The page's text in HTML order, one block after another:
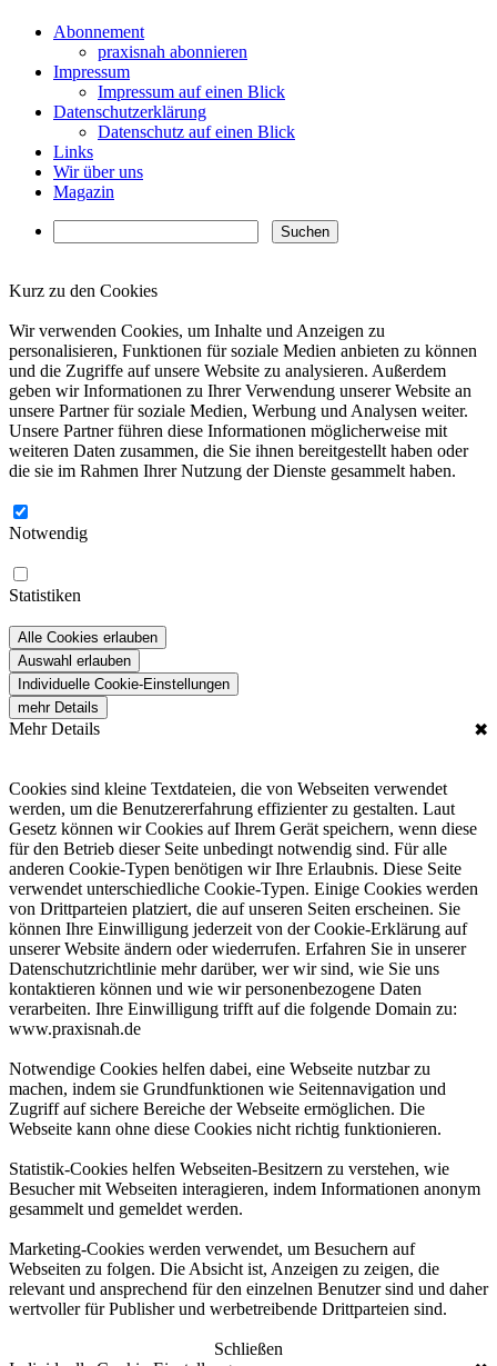
Abonnement
praxisnah abonnieren
Impressum
Impressum auf einen Blick
Datenschutzerklärung
Datenschutz auf einen Blick
Links
Wir über uns
Magazin
Kurz zu den Cookies
Wir verwenden Cookies, um Inhalte und Anzeigen zu
personalisieren, Funktionen für soziale Medien anbieten zu können
und die Zugriffe auf unsere Website zu analysieren. Außerdem
geben wir Informationen zu Ihrer Verwendung unserer Website an
unsere Partner für soziale Medien, Werbung und Analysen weiter.
Unsere Partner führen diese Informationen möglicherweise mit
weiteren Daten zusammen, die Sie ihnen bereitgestellt haben oder
die sie im Rahmen Ihrer Nutzung der Dienste gesammelt haben.
Notwendig
Statistiken
Alle Cookies erlauben
Auswahl erlauben
Individuelle Cookie-Einstellungen
mehr Details
Mehr Details ✖
Cookies sind kleine Textdateien, die von Webseiten verwendet
werden, um die Benutzererfahrung effizienter zu gestalten. Laut
Gesetz können wir Cookies auf Ihrem Gerät speichern, wenn diese
für den Betrieb dieser Seite unbedingt notwendig sind. Für alle
anderen Cookie-Typen benötigen wir Ihre Erlaubnis. Diese Seite
verwendet unterschiedliche Cookie-Typen. Einige Cookies werden
von Drittparteien platziert, die auf unseren Seiten erscheinen. Sie
können Ihre Einwilligung jederzeit von der Cookie-Erklärung auf
unserer Website ändern oder wiederrufen. Erfahren Sie in unserer
Datenschutzrichtlinie mehr darüber, wer wir sind, wie Sie uns
kontaktieren können und wie wir personenbezogene Daten
verarbeiten. Ihre Einwilligung trifft auf die folgende Domain zu:
www.praxisnah.de
Notwendige Cookies helfen dabei, eine Webseite nutzbar zu
machen, indem sie Grundfunktionen wie Seitennavigation und
Zugriff auf sichere Bereiche der Webseite ermöglichen. Die
Webseite kann ohne diese Cookies nicht richtig funktionieren.
Statistik-Cookies helfen Webseiten-Besitzern zu verstehen, wie
Besucher mit Webseiten interagieren, indem Informationen anonym
gesammelt und gemeldet werden.
Marketing-Cookies werden verwendet, um Besuchern auf
Webseiten zu folgen. Die Absicht ist, Anzeigen zu zeigen, die
relevant und ansprechend für den einzelnen Benutzer sind und daher
wertvoller für Publisher und werbetreibende Drittparteien sind.
Schließen